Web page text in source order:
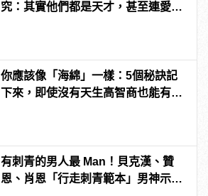
究：其實他們都是天才，甚至連愛因
你應該像「海綿」一樣：5個秘訣記
下來，即使沒有天生高智商也能有效
有刺青的男人最 Man！貝克漢、贊
恩、肖恩「行走刺青範本」男神示